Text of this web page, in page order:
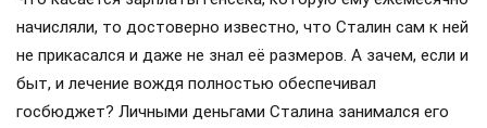
начисляли, то достоверно известно, что Сталин сам к ней
не прикасался и даже не знал её размеров. А зачем, если и
быт, и лечение вождя полностью обеспечивал
госбюджет? Личными деньгами Сталина занимался его